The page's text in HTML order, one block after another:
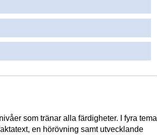
som tränar alla färdigheter. I fyra tema
en hörövning samt utvecklande